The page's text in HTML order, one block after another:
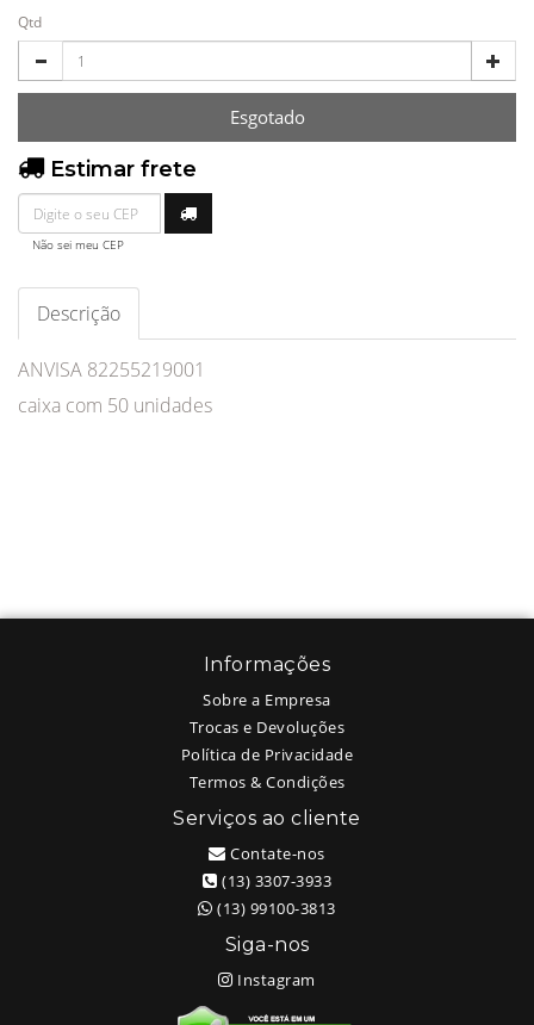
Qtd
Esgotado
Estimar frete
Não sei meu CEP
Descrição
ANVISA 82255219001
caixa com 50 unidades
Informações
Sobre a Empresa
Trocas e Devoluções
Política de Privacidade
Termos & Condições
Serviços ao cliente
Contate-nos
(13) 3307-3933
(13) 99100-3813
Siga-nos
Instagram